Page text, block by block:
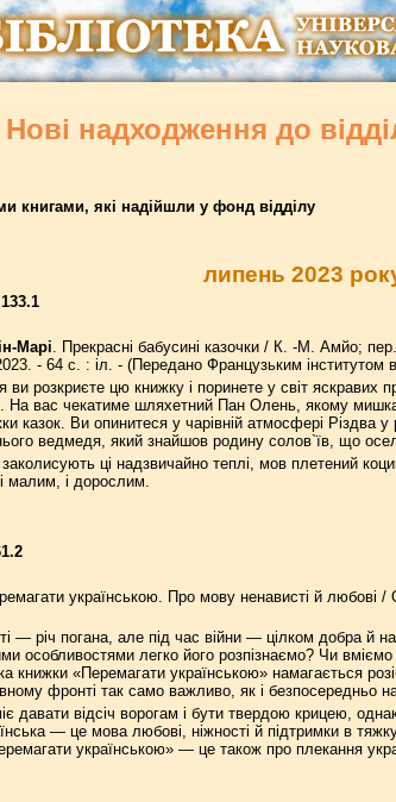
Нові надходження до
книгами, які надійшли у фонд відділу
липень 2023
Марі. Прекрасні бабусині казочки / К. -М. Амйо;
- 64 с. : іл. - (Передано Французьким інститутом в
ви розкриєте цю книжку і поринете у світ яскравих
На вас чекатиме шляхетний Пан Олень, якому
казок. Ви опинитеся у чарівній атмосфері Різдва
ведмедя, який знайшов родину солов`їв, що
ці надзвичайно теплі, мов плетений
малим, і дорослим.
українською. Про мову ненависті й
— річ погана, але під час війни — цілком добра й
особливостями легко його розпізнаємо? Чи
книжки «Перемагати українською» намагається
фронті так само важливо, як і безпосередньо
давати відсіч ворогам і бути твердою крицею,
— це мова любові, ніжності й підтримки в
українською» — це також про плекання